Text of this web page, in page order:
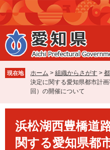
ペ
ー
ジ
の
先
で
す
メ
ニ
ュ
ー
を
ば
し
現在地 ホーム > 組織からさがす >
決定に関する愛知県都市計
回）の開催について
浜松湖西豊橋道
関する愛知県都